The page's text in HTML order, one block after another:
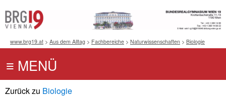
www.brg19.at > Aus dem Alltag > Fachbereiche > Naturwissenschaften > Biologie
Zurück zu Biologie